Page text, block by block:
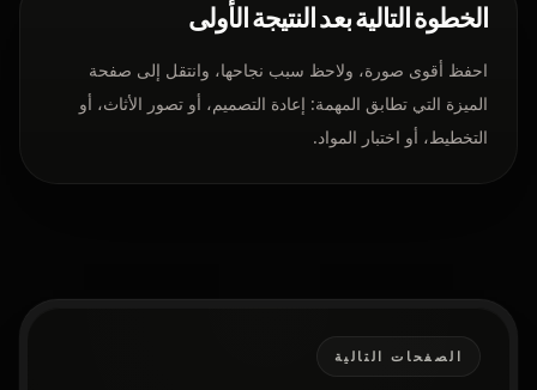
الخطوة التالية بعد النتيجة الأولى
احفظ أقوى صورة، ولاحظ سبب نجاحها، وانتقل إلى صفحة
الميزة التي تطابق المهمة: إعادة التصميم، أو تصور الأثاث، أو
التخطيط، أو اختبار المواد.
الصفحات التالية